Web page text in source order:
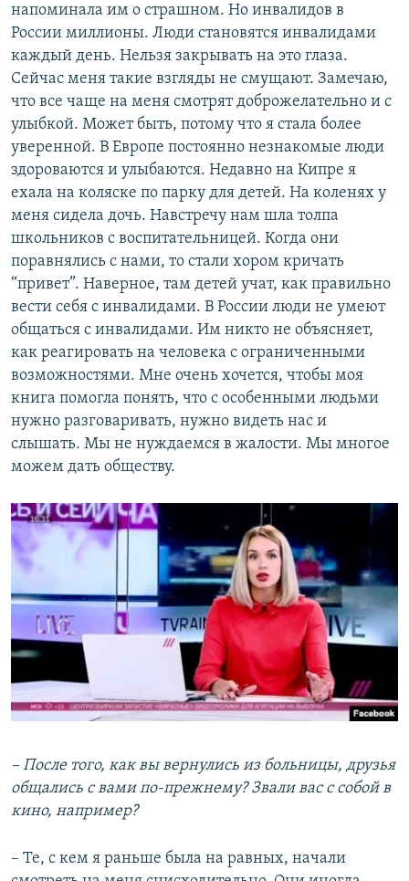
напоминала им о страшном. Но инвалидов в
России миллионы. Люди становятся инвалидами
каждый день. Нельзя закрывать на это глаза.
Сейчас меня такие взгляды не смущают. Замечаю,
что все чаще на меня смотрят доброжелательно и с
улыбкой. Может быть, потому что я стала более
уверенной. В Европе постоянно незнакомые люди
здороваются и улыбаются. Недавно на Кипре я
ехала на коляске по парку для детей. На коленях у
меня сидела дочь. Навстречу нам шла толпа
школьников с воспитательницей. Когда они
поравнялись с нами, то стали хором кричать
“привет”. Наверное, там детей учат, как правильно
вести себя с инвалидами. В России люди не умеют
общаться с инвалидами. Им никто не объясняет,
как реагировать на человека с ограниченными
возможностями. Мне очень хочется, чтобы моя
книга помогла понять, что с особенными людьми
нужно разговаривать, нужно видеть нас и
слышать. Мы не нуждаемся в жалости. Мы многое
можем дать обществу.
– После того, как вы вернулись из больницы, друзья
общались с вами по-прежнему? Звали вас с собой в
кино, например?
– Те, с кем я раньше была на равных, начали